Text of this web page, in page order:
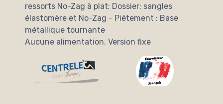
ressorts No-Zag à plat; Dossier: sangles
élastomère et No-Zag - Piétement : Base
métallique tournante
Aucune alimentation. Version fixe